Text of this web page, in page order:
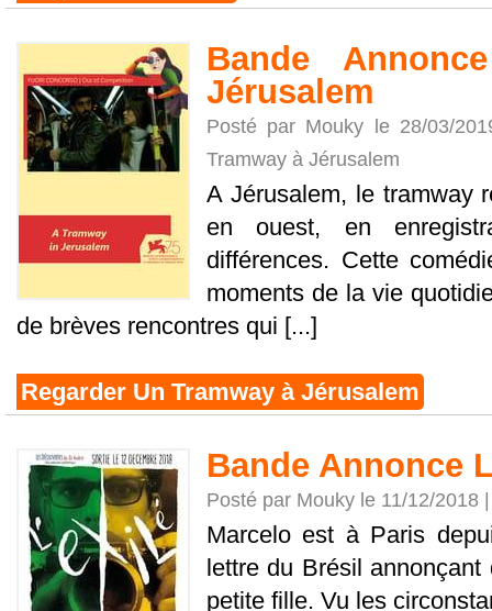
Bande
Jérusalem
Posté par Mouky le 28/03/
Tramway à Jérusalem
A Jérusalem, le tramway
en ouest, en
différences. Cette
moments de la vie
de brèves rencontres qui [...]
Regarder Un Tramway à Jérusalem
Bande Annonce
Posté par Mouky le 11/12/2018
Marcelo est à Paris
lettre du Brésil annonçant
petite fille. Vu les